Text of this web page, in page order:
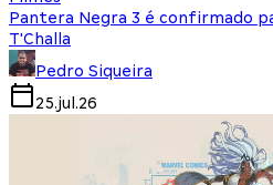
Pantera Negra 3 é confirmado
T'Challa
Pedro Siqueira
25.jul.26